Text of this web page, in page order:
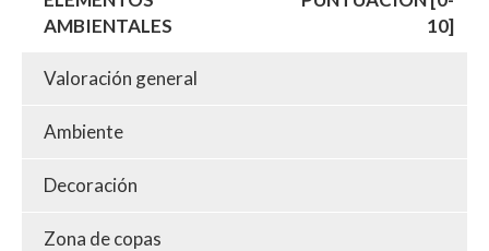
AMBIENTALES
10]
Valoración general
Ambiente
Decoración
Zona de copas